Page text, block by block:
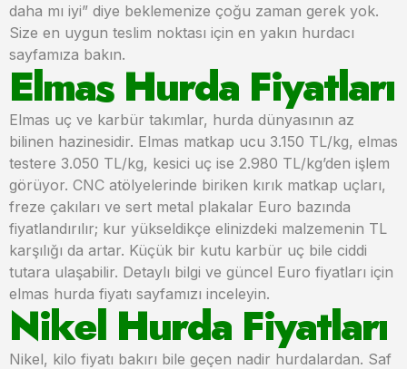
daha mı iyi” diye beklemenize çoğu zaman gerek yok.
Size en uygun teslim noktası için en yakın hurdacı
sayfamıza bakın.
Elmas Hurda Fiyatları
Elmas uç ve karbür takımlar, hurda dünyasının az
bilinen hazinesidir. Elmas matkap ucu 3.150 TL/kg, elmas
testere 3.050 TL/kg, kesici uç ise 2.980 TL/kg’den işlem
görüyor. CNC atölyelerinde biriken kırık matkap uçları,
freze çakıları ve sert metal plakalar Euro bazında
fiyatlandırılır; kur yükseldikçe elinizdeki malzemenin TL
karşılığı da artar. Küçük bir kutu karbür uç bile ciddi
tutara ulaşabilir. Detaylı bilgi ve güncel Euro fiyatları için
elmas hurda fiyatı sayfamızı inceleyin.
Nikel Hurda Fiyatları
Nikel, kilo fiyatı bakırı bile geçen nadir hurdalardan. Saf